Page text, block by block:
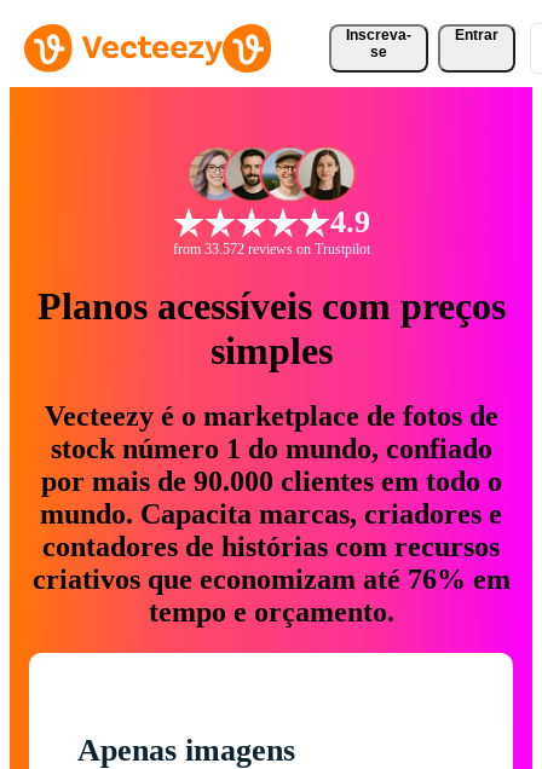
Inscreva-
se
Entrar
4.9
from 33.572 reviews on Trustpilot
Planos acessíveis com preços
simples
Vecteezy é o marketplace de fotos de
stock número 1 do mundo, confiado
por mais de 90.000 clientes em todo o
mundo. Capacita marcas, criadores e
contadores de histórias com recursos
criativos que economizam até 76% em
tempo e orçamento.
Apenas imagens